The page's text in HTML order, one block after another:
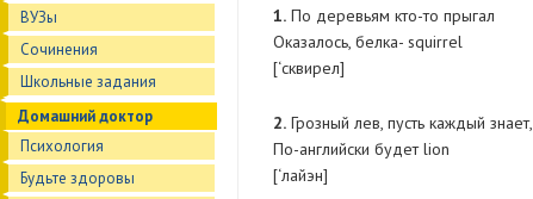
ВУЗы
Сочинения
Школьные задания
Домашний доктор
Психология
Будьте здоровы
1.По деревьям кто-то прыгал
Оказалось, белка- squirrel
[‘сквирел]
2.Грозный лев, пусть каждый знает,
По-английски будет lion
[‘лайэн]